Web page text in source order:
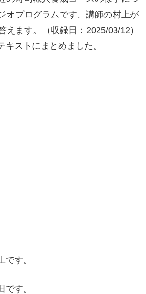
オプログラムです。講師の村上が
えます。（収録日：2025/03/12）
キストにまとめました。
です。
です。